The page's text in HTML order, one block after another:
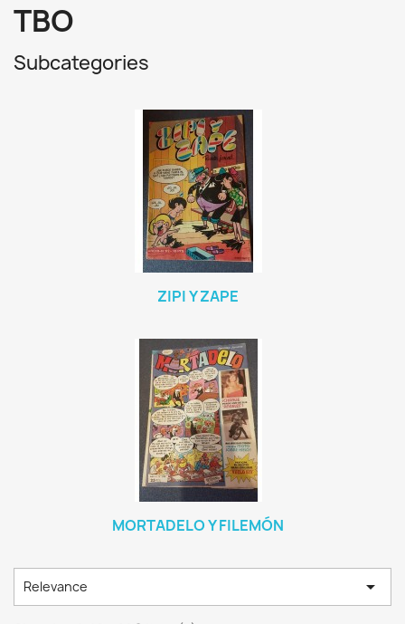
TBO
Subcategories
ZIPI Y ZAPE
MORTADELO Y FILEMÓN
Relevance 